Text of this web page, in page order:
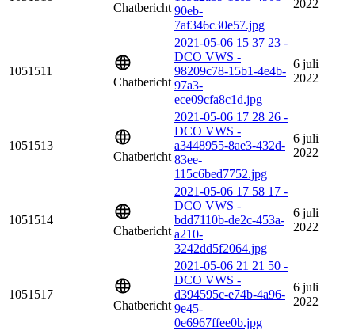
Chatbericht 90eb-
7af346c30e57.jpg
2022
1051511
Chatbericht
2021-05-06 15 37 23 -
DCO VWS -
98209c78-15b1-4e4b-
97a3-
ece09cfa8c1d.jpg
6 juli
2022
1051513
Chatbericht
2021-05-06 17 28 26 -
DCO VWS -
a3448955-8ae3-432d-
83ee-
115c6bed7752.jpg
6 juli
2022
1051514
Chatbericht
2021-05-06 17 58 17 -
DCO VWS -
bdd7110b-de2c-453a-
a210-
3242dd5f2064.jpg
6 juli
2022
1051517
Chatbericht
2021-05-06 21 21 50 -
DCO VWS -
d394595c-e74b-4a96-
9e45-
0e6967ffee0b.jpg
6 juli
2022